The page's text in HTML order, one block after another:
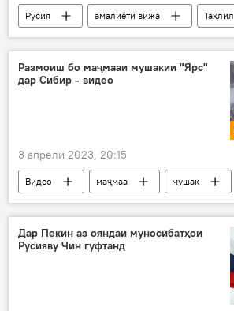
Русия амалиёти вижа
Таҳлил
Дар ҷаҳон
Сиёсат
Украина
ҶМД
ҶМЛ
Размоиш бо маҷмааи мушакии "Ярс"
дар Сибир - видео
3 апрели 2023, 20:15
Видео маҷмаа
мушак
тамрин
размоиш
Амният ва мудофиа
Дар Пекин аз ояндаи муносибатҳои
Русияву Чин гуфтанд